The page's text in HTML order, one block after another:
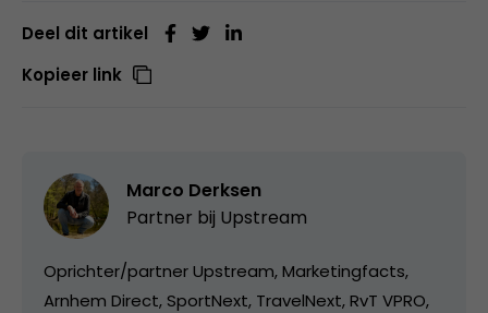
Deel dit artikel
Kopieer link
Marco Derksen
Partner bij Upstream
Oprichter/partner Upstream, Marketingfacts,
Arnhem Direct, SportNext, TravelNext, RvT VPRO,